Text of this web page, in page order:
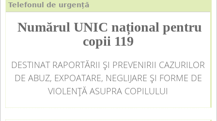
Telefonul de urgență
Numărul UNIC național pentru
copii 119
DESTINAT RAPORTĂRII ȘI PREVENIRII CAZURILOR
DE ABUZ, EXPOATARE, NEGLIJARE ȘI FORME DE
VIOLENȚĂ ASUPRA COPILULUI